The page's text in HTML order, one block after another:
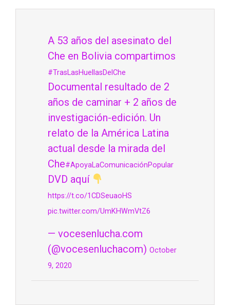
A 53 años del asesinato del
Che en Bolivia compartimos
#TrasLasHuellasDelChe
Documental resultado de 2
años de caminar + 2 años de
investigación-edición. Un
relato de la América Latina
actual desde la mirada del
Che#ApoyaLaComunicaciónPopular
DVD aquí
https://t.co/1CDSeuaoHS
pic.twitter.com/UmKHWmVtZ6
— vocesenlucha.com
(@vocesenluchacom) October
9, 2020